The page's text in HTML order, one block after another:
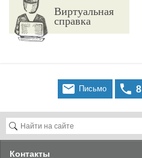
Виртуальная
справка
 Письмо 
Контакты